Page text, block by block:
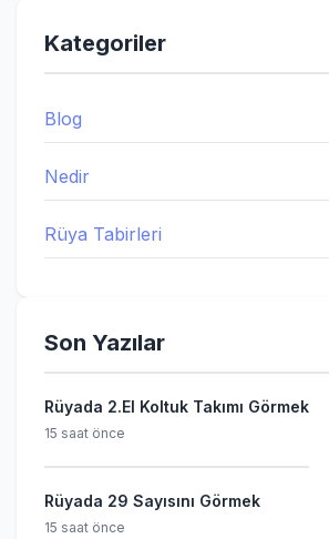
Kategoriler
Blog
Nedir
Rüya Tabirleri
Son Yazılar
Rüyada 2.El Koltuk Takımı Görmek
15 saat önce
Rüyada 29 Sayısını Görmek
15 saat önce